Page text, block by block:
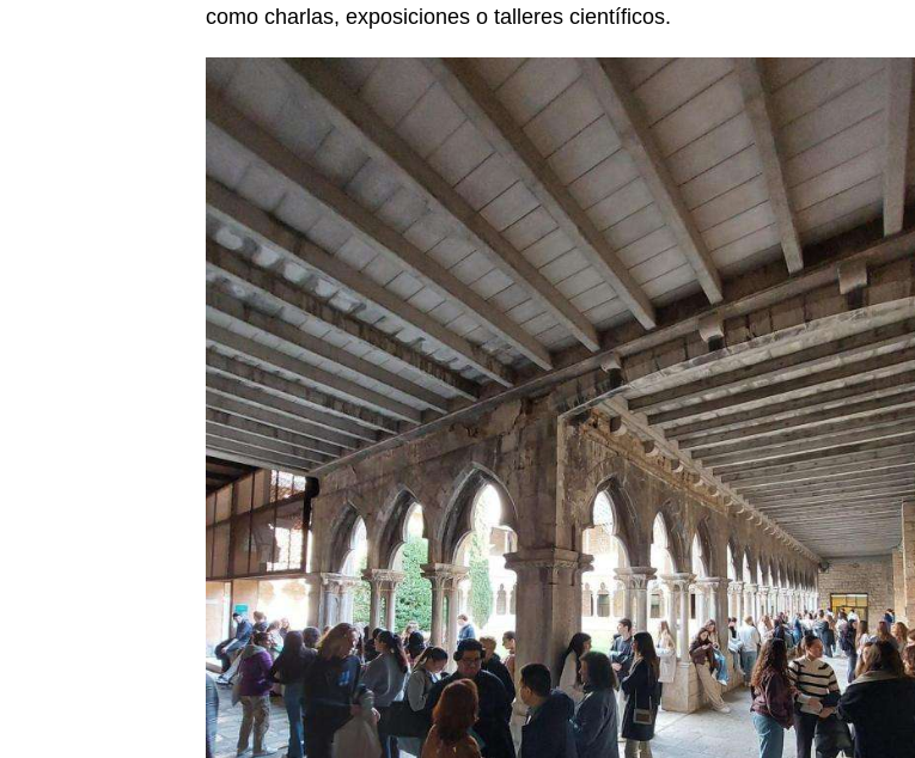
como charlas, exposiciones o talleres científicos.